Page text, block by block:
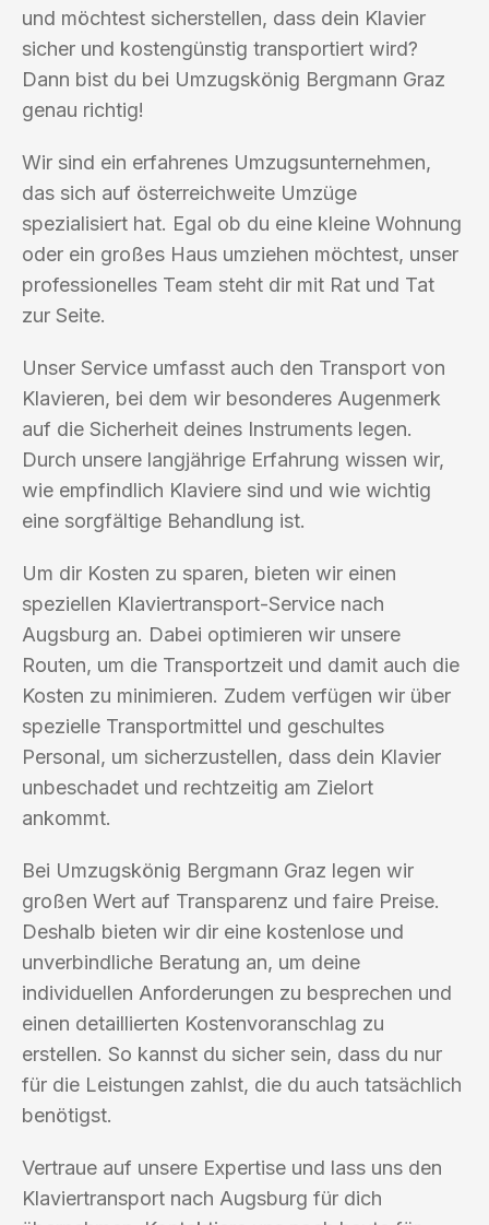
und möchtest sicherstellen, dass dein Klavier
sicher und kostengünstig transportiert wird?
Dann bist du bei Umzugskönig Bergmann Graz
genau richtig!
Wir sind ein erfahrenes Umzugsunternehmen,
das sich auf österreichweite Umzüge
spezialisiert hat. Egal ob du eine kleine Wohnung
oder ein großes Haus umziehen möchtest, unser
professionelles Team steht dir mit Rat und Tat
zur Seite.
Unser Service umfasst auch den Transport von
Klavieren, bei dem wir besonderes Augenmerk
auf die Sicherheit deines Instruments legen.
Durch unsere langjährige Erfahrung wissen wir,
wie empfindlich Klaviere sind und wie wichtig
eine sorgfältige Behandlung ist.
Um dir Kosten zu sparen, bieten wir einen
speziellen Klaviertransport-Service nach
Augsburg an. Dabei optimieren wir unsere
Routen, um die Transportzeit und damit auch die
Kosten zu minimieren. Zudem verfügen wir über
spezielle Transportmittel und geschultes
Personal, um sicherzustellen, dass dein Klavier
unbeschadet und rechtzeitig am Zielort
ankommt.
Bei Umzugskönig Bergmann Graz legen wir
großen Wert auf Transparenz und faire Preise.
Deshalb bieten wir dir eine kostenlose und
unverbindliche Beratung an, um deine
individuellen Anforderungen zu besprechen und
einen detaillierten Kostenvoranschlag zu
erstellen. So kannst du sicher sein, dass du nur
für die Leistungen zahlst, die du auch tatsächlich
benötigst.
Vertraue auf unsere Expertise und lass uns den
Klaviertransport nach Augsburg für dich